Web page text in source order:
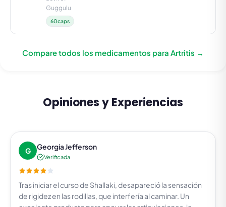
Guggulu
60caps
Compare todos los medicamentos para Artritis →
Opiniones y Experiencias
G Georgia Jefferson
Verificada
Tras iniciar el curso de Shallaki, desapareció la sensación
de rigidez en las rodillas, que interfería al caminar. Un